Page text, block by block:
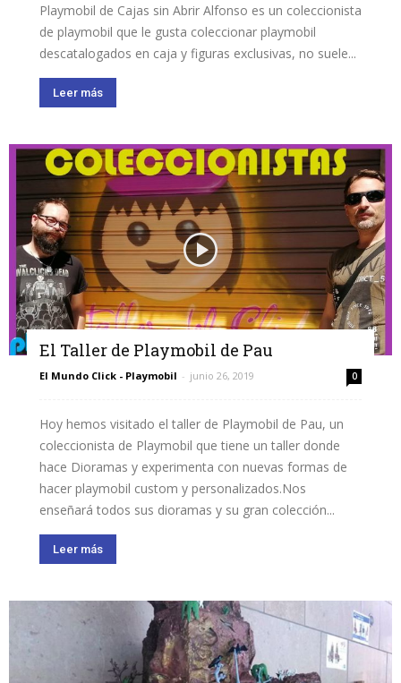
Playmobil de Cajas sin Abrir Alfonso es un coleccionista
de playmobil que le gusta coleccionar playmobil
descatalogados en caja y figuras exclusivas, no suele...
Leer más
El Taller de Playmobil de Pau
El Mundo Click - Playmobil - junio 26, 2019 0
Hoy hemos visitado el taller de Playmobil de Pau, un
coleccionista de Playmobil que tiene un taller donde
hace Dioramas y experimenta con nuevas formas de
hacer playmobil custom y personalizados.Nos
enseñará todos sus dioramas y su gran colección...
Leer más